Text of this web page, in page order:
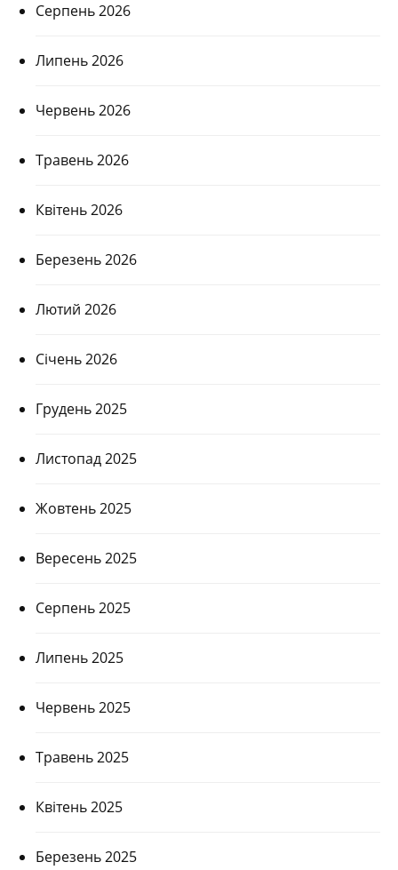
Серпень 2026
Липень 2026
Червень 2026
Травень 2026
Квітень 2026
Березень 2026
Лютий 2026
Січень 2026
Грудень 2025
Листопад 2025
Жовтень 2025
Вересень 2025
Серпень 2025
Липень 2025
Червень 2025
Травень 2025
Квітень 2025
Березень 2025